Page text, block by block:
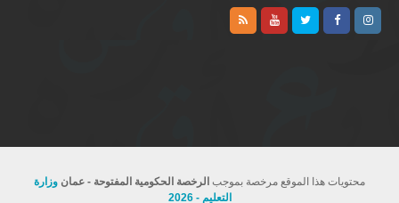
محتويات هذا الموقع مرخصة بموجب الرخصة الحكومية المفتوحة - عمان وزارة
التعليم - 2026